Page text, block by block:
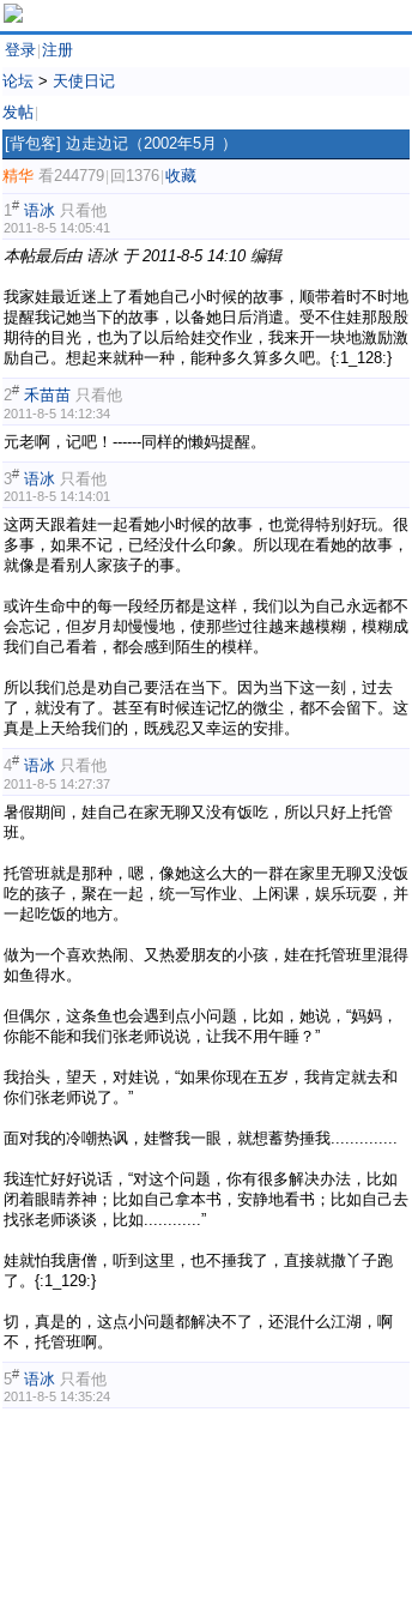
登录 注册
论坛 > 天使日记
发帖
[背包客] 边走边记（2002年5月 ）
精华 看244779 回1376 收藏
1# 语冰 只看他
2011-8-5 14:05:41
本帖最后由 语冰 于 2011-8-5 14:10 编辑
我家娃最近迷上了看她自己小时候的故事，顺带着时不时地
提醒我记她当下的故事，以备她日后消遣。受不住娃那殷殷
期待的目光，也为了以后给娃交作业，我来开一块地激励激
励自己。想起来就种一种，能种多久算多久吧。{:1_128:}
2# 禾苗苗 只看他
2011-8-5 14:12:34
元老啊，记吧！------同样的懒妈提醒。
3# 语冰 只看他
2011-8-5 14:14:01
这两天跟着娃一起看她小时候的故事，也觉得特别好玩。很
多事，如果不记，已经没什么印象。所以现在看她的故事，
就像是看别人家孩子的事。
或许生命中的每一段经历都是这样，我们以为自己永远都不
会忘记，但岁月却慢慢地，使那些过往越来越模糊，模糊成
我们自己看着，都会感到陌生的模样。
所以我们总是劝自己要活在当下。因为当下这一刻，过去
了，就没有了。甚至有时候连记忆的微尘，都不会留下。这
真是上天给我们的，既残忍又幸运的安排。
4# 语冰 只看他
2011-8-5 14:27:37
暑假期间，娃自己在家无聊又没有饭吃，所以只好上托管
班。
托管班就是那种，嗯，像她这么大的一群在家里无聊又没饭
吃的孩子，聚在一起，统一写作业、上闲课，娱乐玩耍，并
一起吃饭的地方。
做为一个喜欢热闹、又热爱朋友的小孩，娃在托管班里混得
如鱼得水。
但偶尔，这条鱼也会遇到点小问题，比如，她说，“妈妈，
你能不能和我们张老师说说，让我不用午睡？”
我抬头，望天，对娃说，“如果你现在五岁，我肯定就去和
你们张老师说了。”
面对我的冷嘲热讽，娃瞥我一眼，就想蓄势捶我..............
我连忙好好说话，“对这个问题，你有很多解决办法，比如
闭着眼睛养神；比如自己拿本书，安静地看书；比如自己去
找张老师谈谈，比如............”
娃就怕我唐僧，听到这里，也不捶我了，直接就撒丫子跑
了。{:1_129:}
切，真是的，这点小问题都解决不了，还混什么江湖，啊
不，托管班啊。
5# 语冰 只看他
2011-8-5 14:35:24